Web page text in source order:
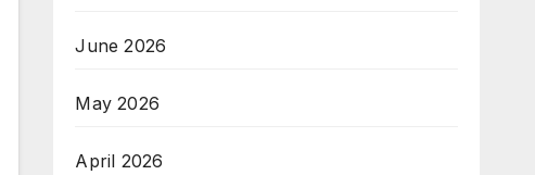
June 2026
May 2026
April 2026